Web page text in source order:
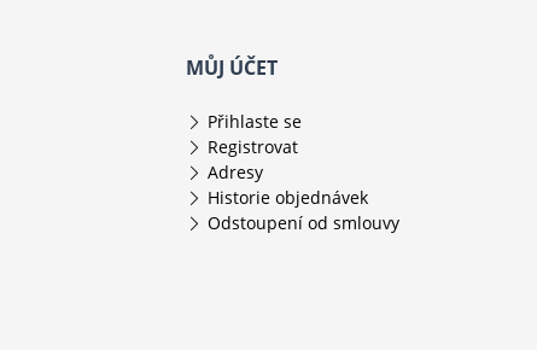
MŮJ ÚČET
Přihlaste se
Registrovat
Adresy
Historie objednávek
Odstoupení od smlouvy